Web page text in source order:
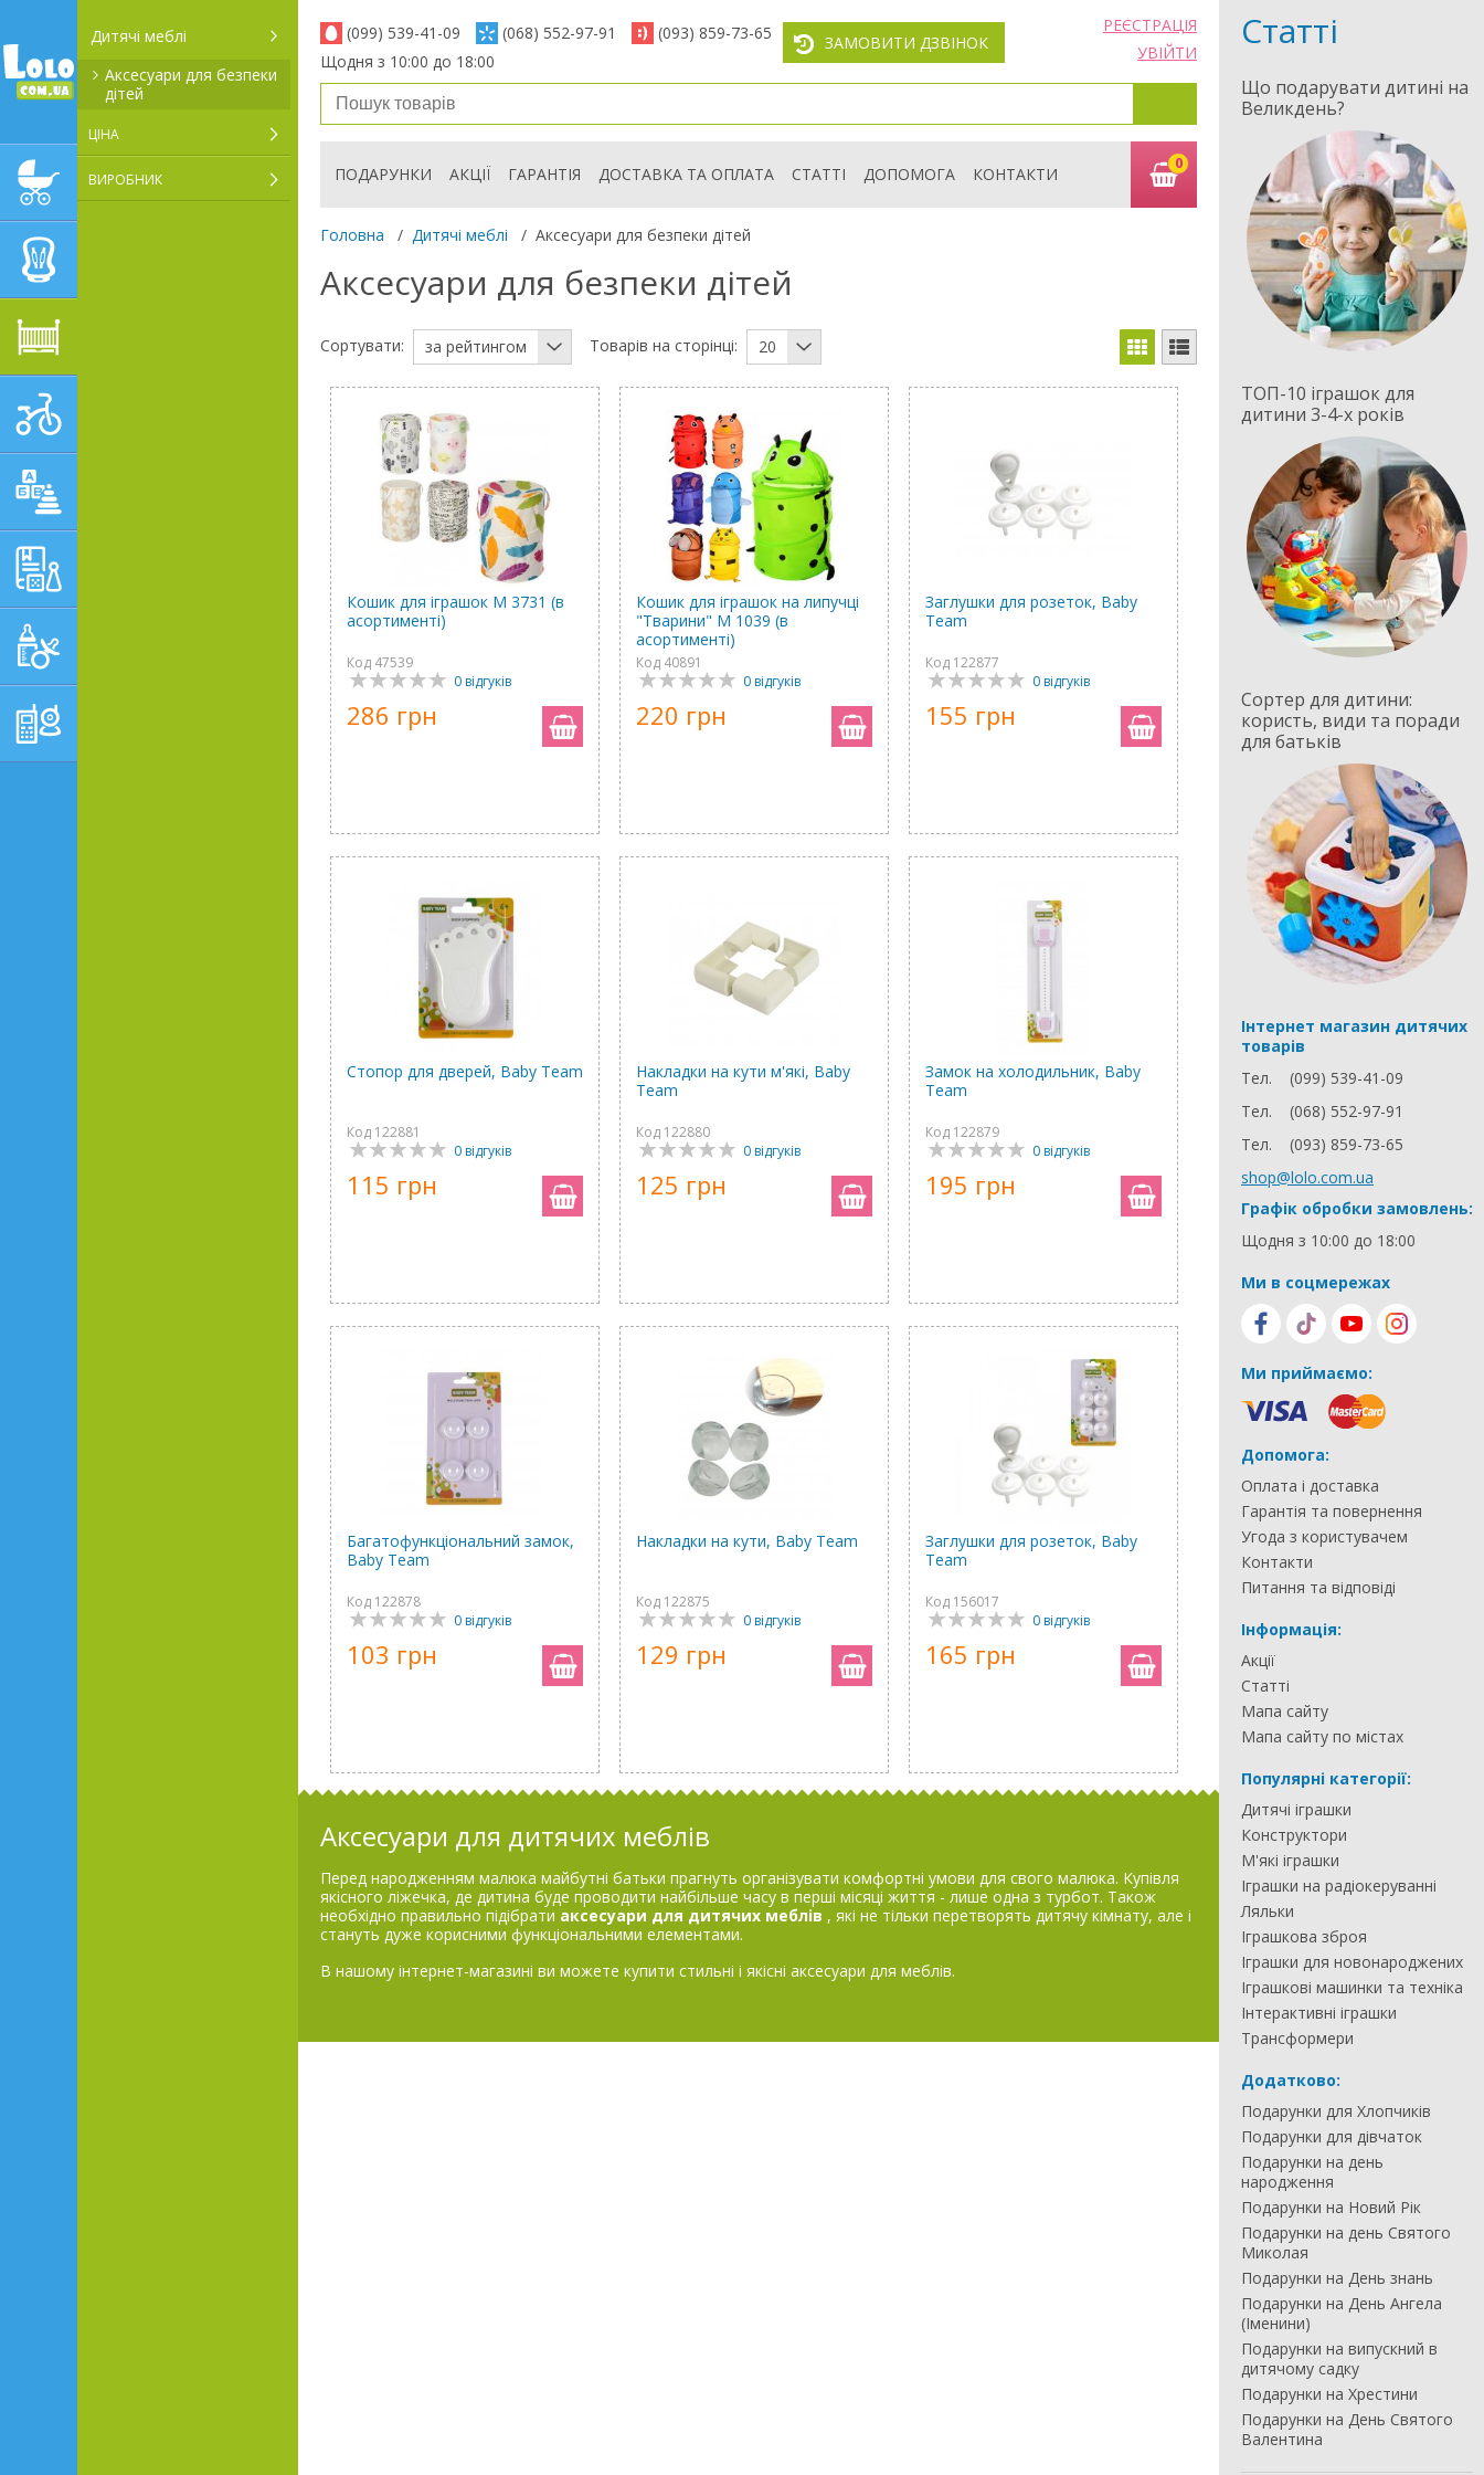
ДИТЯЧІ КОЛЯСКИ
Дитячі меблі
Аксесуари для безпеки
дітей
ЦІНА
ВИРОБНИК
(099) 539-41-09 (068) 552-97-91
(093) 859-73-65
Щодня з 10:00 до 18:00
ЗАМОВИТИ ДЗВІНОК
РЕЄСТРАЦІЯ
УВІЙТИ
ПОДАРУНКИ АКЦІЇ ГАРАНТІЯ ДОСТАВКА ТА ОПЛАТА СТАТТІ ДОПОМОГА КОНТАКТИ
0
Головна / Дитячі меблі / Аксесуари для безпеки дітей
Аксесуари для безпеки дітей
Сортувати: за рейтингом Товарів на сторінці: 20
Кошик для іграшок M 3731 (в
асортименті)
Код 47539
0 відгуків
286 грн
Кошик для іграшок на липучці
"Тварини" M 1039 (в
асортименті)
Код 40891
0 відгуків
220 грн
Заглушки для розеток, Baby
Team
Код 122877
0 відгуків
155 грн
Стопор для дверей, Baby Team
Код 122881
0 відгуків
115 грн
Накладки на кути м'які, Baby
Team
Код 122880
0 відгуків
125 грн
Замок на холодильник, Baby
Team
Код 122879
0 відгуків
195 грн
Багатофункціональний замок,
Baby Team
Код 122878
0 відгуків
103 грн
Накладки на кути, Baby Team
Код 122875
0 відгуків
129 грн
Заглушки для розеток, Baby
Team
Код 156017
0 відгуків
165 грн
Аксесуари для дитячих меблів
Перед народженням малюка майбутні батьки прагнуть організувати комфортні умови для свого малюка. Купівля
якісного ліжечка, де дитина буде проводити найбільше часу в перші місяці життя - лише одна з турбот. Також
необхідно правильно підібрати аксесуари для дитячих меблів , які не тільки перетворять дитячу кімнату, але і
стануть дуже корисними функціональними елементами.
В нашому інтернет-магазині ви можете купити стильні і якісні аксесуари для меблів.
Статті
Що подарувати дитині на
Великдень?
ТОП-10 іграшок для
дитини 3-4-х років
Сортер для дитини:
користь, види та поради
для батьків
Інтернет магазин дитячих
товарів
Тел.
(099) 539-41-09
Тел.
(068) 552-97-91
Тел.
(093) 859-73-65
shop@lolo.com.ua
Графік обробки замовлень:
Щодня з 10:00 до 18:00
Ми в соцмережах
Ми приймаємо:
Допомога:
Оплата і доставка
Гарантія та повернення
Угода з користувачем
Контакти
Питання та відповіді
Інформація:
Акції
Статті
Мапа сайту
Мапа сайту по містах
Популярні категорії:
Дитячі іграшки
Конструктори
М'які іграшки
Іграшки на радіокеруванні
Ляльки
Іграшкова зброя
Іграшки для новонароджених
Іграшкові машинки та техніка
Інтерактивні іграшки
Трансформери
Додатково:
Подарунки для Хлопчиків
Подарунки для дівчаток
Подарунки на день
народження
Подарунки на Новий Рік
Подарунки на день Святого
Миколая
Подарунки на День знань
Подарунки на День Ангела
(Іменини)
Подарунки на випускний в
дитячому садку
Подарунки на Хрестини
Подарунки на День Святого
Валентина